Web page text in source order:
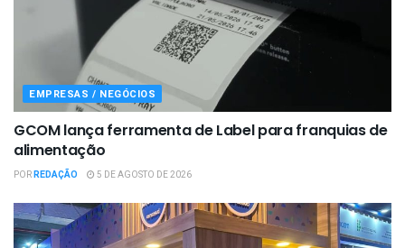
EMPRESAS / NEGÓCIOS
GCOM lança ferramenta de Label para franquias de
alimentação
PORREDAÇÃO 5 DE AGOSTO DE 2026